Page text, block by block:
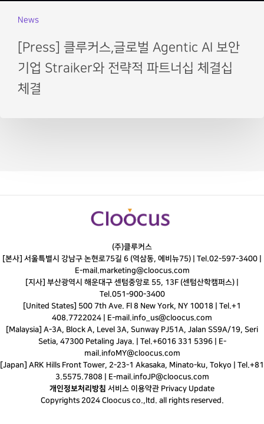
News
[Press] 클루커스,글로벌 Agentic AI 보안
기업 Straiker와 전략적 파트너십 체결십
체결
(주)클루커스
[본사] 서울특별시 강남구 논현로75길 6 (역삼동, 에비뉴75) | Tel.02-597-3400
E-mail.marketing@cloocus.com
[지사] 부산광역시 해운대구 센텀중앙로 55, 13F (센텀산학캠퍼스) |
Tel.051-900-3400
[United States] 500 7th Ave. Fl 8 New York, NY 10018 | Tel.+1
408.7722024 | E-mail.info_us@cloocus.com
[Malaysia] A-3A, Block A, Level 3A, Sunway PJ51A, Jalan SS9A/19, Seri
Setia, 47300 Petaling Jaya. | Tel.+6016 331 5396 | E-
mail.infoMY@cloocus.com
[Japan] ARK Hills Front Tower, 2-23-1 Akasaka, Minato-ku, Tokyo | Tel.+81
3.5575.7808 | E-mail.infoJP@cloocus.com
개인정보처리방침 서비스 이용약관 Privacy Update
Copyrights 2024 Cloocus co.,ltd. all rights reserved.